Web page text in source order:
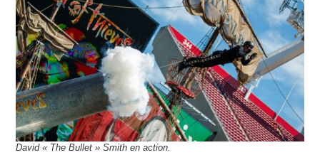
David « The Bullet » Smith en action.